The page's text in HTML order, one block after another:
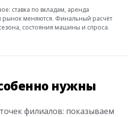
ставка по вкладам, аренда
меняются. Финальный расчёт
состояния машины и спроса.
нужны
филиалов: показываем